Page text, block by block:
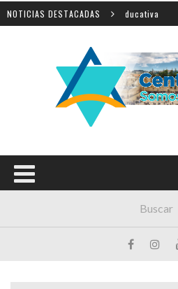
NOTICIAS DESTACADAS
innovación educativa